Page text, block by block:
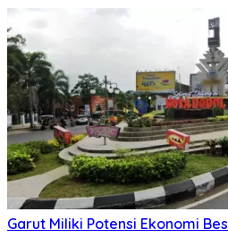
Garut Miliki Potensi Ekonomi